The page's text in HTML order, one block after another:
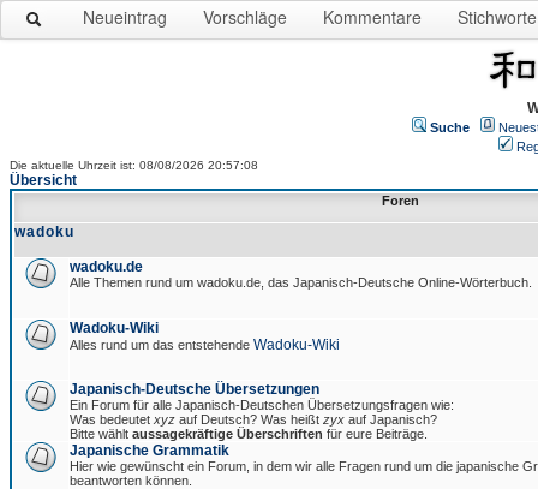
Neueintrag Vorschläge Kommentare Stichworte
Suche
Die aktuelle Uhrzeit ist: 08/08/2026 20:57:08
Übersicht
Foren
wadoku
wadoku.de
Alle Themen rund um wadoku.de, das Japanisch-Deutsche Online-Wörterbuch.
Wadoku-Wiki
Alles rund um das entstehende Wadoku-Wiki
Japanisch-Deutsche Übersetzungen
Ein Forum für alle Japanisch-Deutschen Übersetzungsfragen wie:
Was bedeutet xyz auf Deutsch? Was heißt zyx auf Japanisch?
Bitte wählt aussagekräftige Überschriften für eure Beiträge.
Japanische Grammatik
Hier wie gewünscht ein Forum, in dem wir alle Fragen rund um die japanische
beantworten können.